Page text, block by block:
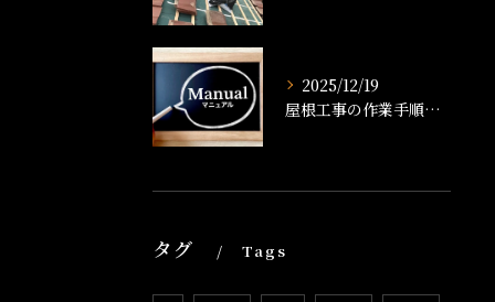
2025/12/19
屋根工事の作業手順書とは？工事の流れや準備、品質管理まで徹底解説
タグ Tags